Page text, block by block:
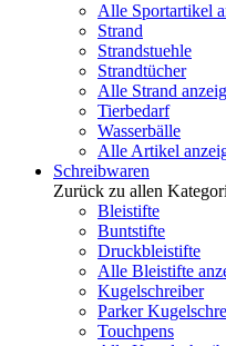
Alle Sportartikel
Strand
Strandstuehle
Strandtücher
Alle Strand
Tierbedarf
Wasserbälle
Alle Artikel
Schreibwaren
Zurück zu allen
Bleistifte
Buntstifte
Druckbleistifte
Alle Bleistifte
Kugelschreiber
Parker
Touchpens